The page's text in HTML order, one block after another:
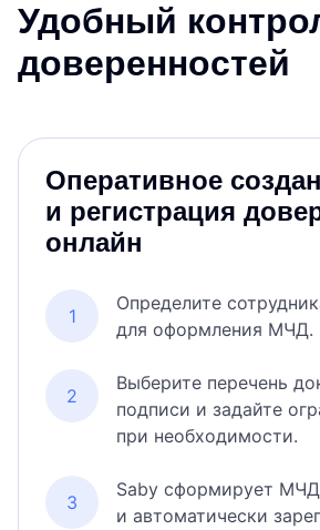
Удобный
доверенностей
Оперативное
и регистрация
онлайн
Определите
для оформления МЧД.
Выберите перечень
подписи и задайте
при необходимости.
Saby сформирует МЧД
и автоматически